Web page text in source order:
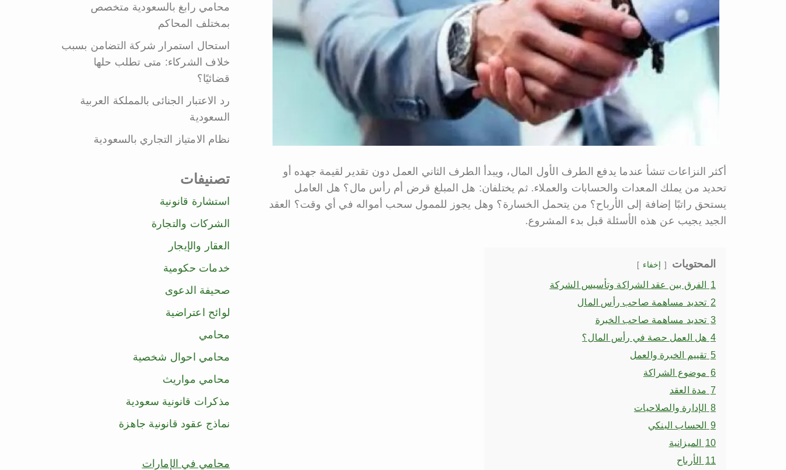
أكثر النزاعات تنشأ عندما يدفع الطرف الأول المال، ويبدأ الطرف الثاني العمل دون تقدير لقيمة جهده أو
تحديد من يملك المعدات والحسابات والعملاء. ثم يختلفان: هل المبلغ قرض أم رأس مال؟ هل العامل
يستحق راتبًا إضافة إلى الأرباح؟ من يتحمل الخسارة؟ وهل يجوز للممول سحب أمواله في أي وقت؟ العقد
الجيد يجيب عن هذه الأسئلة قبل بدء المشروع.
المحتويات إخفاء
1 الفرق بين عقد الشراكة وتأسيس الشركة
2 تحديد مساهمة صاحب رأس المال
3 تحديد مساهمة صاحب الخبرة
4 هل العمل حصة في رأس المال؟
5 تقييم الخبرة والعمل
6 موضوع الشراكة
7 مدة العقد
8 الإدارة والصلاحيات
9 الحساب البنكي
10 الميزانية
11 الأرباح
محامي رابغ بالسعودية متخصص
بمختلف المحاكم
استحال استمرار شركة التضامن بسبب
خلاف الشركاء: متى تطلب حلها
قضائيًا؟
رد الاعتبار الجنائى بالمملكة العربية
السعودية
نظام الامتياز التجاري بالسعودية
تصنيفات
استشارة قانونية
الشركات والتجارة
العقار والإيجار
خدمات حكومية
صحيفة الدعوى
لوائح اعتراضية
محامي
محامي احوال شخصية
محامي مواريث
مذكرات قانونية سعودية
نماذج عقود قانونية جاهزة
محامي في الإمارات